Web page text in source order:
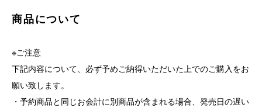
商品について
※ご注意
下記内容について、必ず予めご納得いただいた上でのご購入をお
願い致します。
・予約商品と同じお会計に別商品が含まれる場合、発売日の遅い